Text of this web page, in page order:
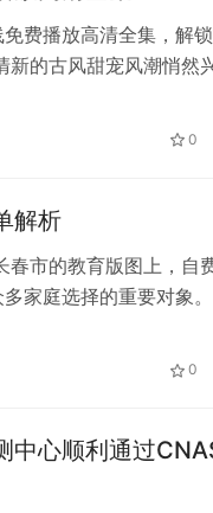
费播放高清全集，解
新的古风甜宠风潮悄然
这部令人欲罢不能的佳
风爱好者都能轻松追剧
0
解析
春市的教育版图上，自
家庭选择的重要对象。
您的教育选择提供有力
0
中心顺利通过